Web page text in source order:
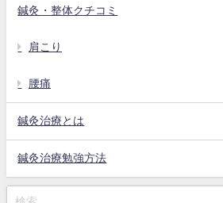
鍼灸・整体クチコミ
肩こり
腰痛
鍼灸治療とは
鍼灸治療勉強方法